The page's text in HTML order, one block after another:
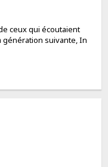
ceux qui écoutaient
génération suivante, In